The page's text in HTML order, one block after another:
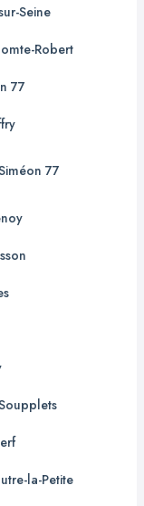
Seine
Robert
77
77
la-Petite